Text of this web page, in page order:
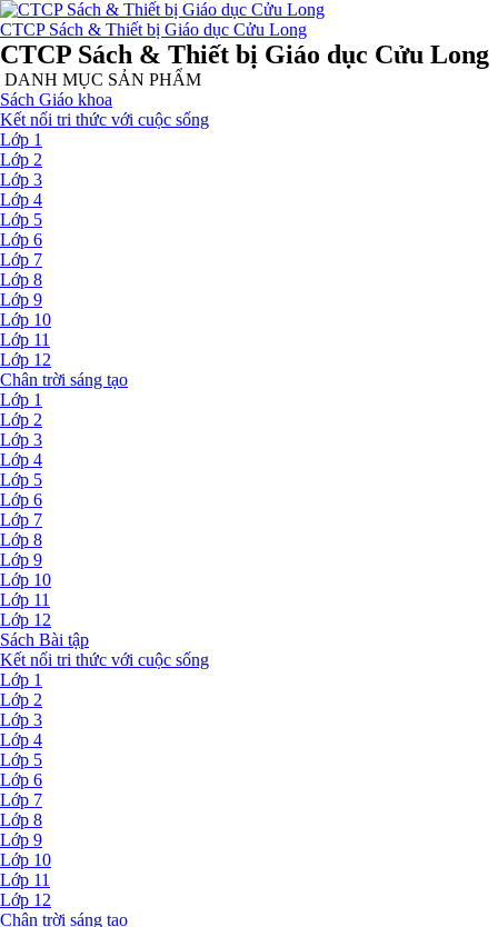
CTCP Sách & Thiết bị Giáo dục Cửu Long
CTCP Sách & Thiết bị Giáo dục Cửu Long
DANH MỤC SẢN PHẨM
Sách Giáo khoa
Kết nối tri thức với cuộc sống
Lớp 1
Lớp 2
Lớp 3
Lớp 4
Lớp 5
Lớp 6
Lớp 7
Lớp 8
Lớp 9
Lớp 10
Lớp 11
Lớp 12
Chân trời sáng tạo
Lớp 1
Lớp 2
Lớp 3
Lớp 4
Lớp 5
Lớp 6
Lớp 7
Lớp 8
Lớp 9
Lớp 10
Lớp 11
Lớp 12
Sách Bài tập
Kết nối tri thức với cuộc sống
Lớp 1
Lớp 2
Lớp 3
Lớp 4
Lớp 5
Lớp 6
Lớp 7
Lớp 8
Lớp 9
Lớp 10
Lớp 11
Lớp 12
Chân trời sáng tạo